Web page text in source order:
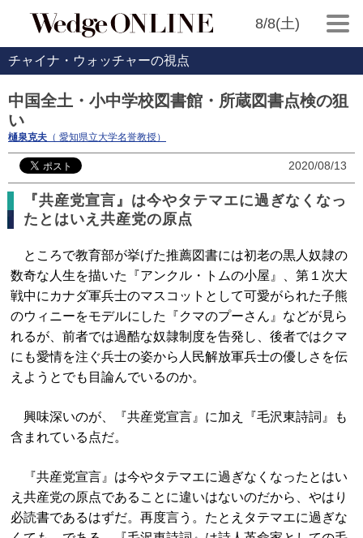
8/8(土)
チャイナ・ウォッチャーの視点
中国全土・小中学校図書館・所蔵図書点検の狙
い
樋泉克夫 （ 愛知県立大学名誉教授）
2020/08/13
『共産党宣言』は今やタテマエに過ぎなくなっ
たとはいえ共産党の原点
ところで教育部が挙げた推薦図書には初老の黒人奴隷の
数奇な人生を描いた『アンクル・トムの小屋』、第１次大
戦中にカナダ軍兵士のマスコットとして可愛がられた子熊
のウィニーをモデルにした『クマのプーさん』などが見ら
れるが、前者では過酷な奴隷制度を告発し、後者ではクマ
にも愛情を注ぐ兵士の姿から人民解放軍兵士の優しさを伝
えようとでも目論んでいるのか。
興味深いのが、『共産党宣言』に加え『毛沢東詩詞』も
含まれている点だ。
『共産党宣言』は今やタテマエに過ぎなくなったとはい
え共産党の原点であることに違いはないのだから、やはり
必読書であるはずだ。再度言う。たとえタテマエに過ぎな